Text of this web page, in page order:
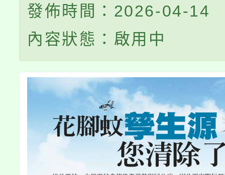
發佈時間：2026-04-14
內容狀態：啟用中